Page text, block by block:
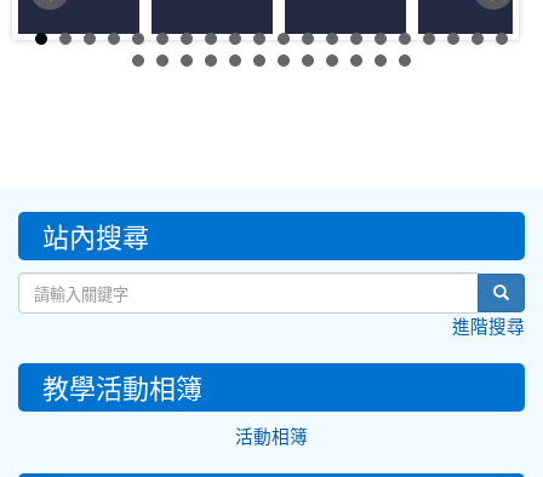
::: 站內搜尋
進階搜尋
教學活動相簿
活動相簿